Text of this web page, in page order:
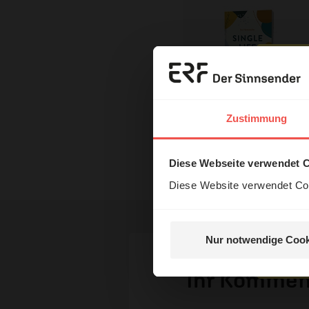
Zustimmung
Diese Webseite verwendet
Diese Website verwendet
Nur notwendige
Nutzungsrechte
Ihr
Das
und